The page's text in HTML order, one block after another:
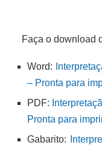
Faça o download
Word:
– Pronta para
PDF:
Pronta para
Gabarito: